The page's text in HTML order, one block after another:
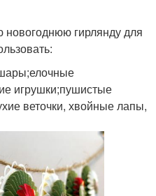
новогоднюю гирлянду для
игрушки;пушистые
веточки, хвойные лапы,